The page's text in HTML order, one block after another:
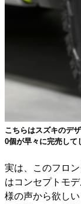
こちらはスズキのデ
0個が早々に完売して
実は、このフロ
はコンセプトモ
様の声から欲し